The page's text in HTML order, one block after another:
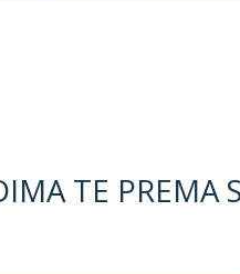
TE PREMA